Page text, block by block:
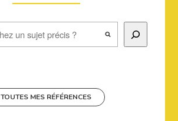
TOUTES MES RÉFÉRENCES